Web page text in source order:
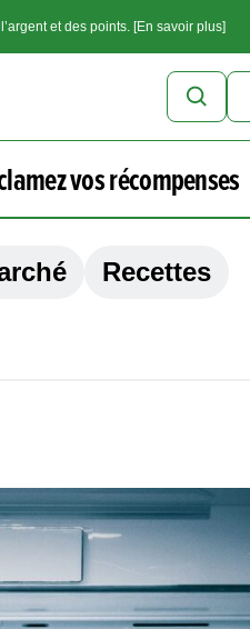
et des points. [En savoir plus]
vos récompenses
Recettes